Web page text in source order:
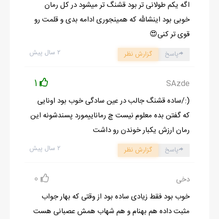
بهنام جوابي نداد...شهاب با لبخندي گفت:ولش کن اين
ابولهولو...انگار حرف بزنه از عمرش کم ميشه...
به بهنام نگاه کردم...انگار به حرفاش عادت داشتو اين اخم ها وچشم
غره ها نمايشي بود که ابهتشوکم نکنه...
گذاشت...آروم حرف ميزدو همش ميگفت بله...نخير...بعد مدتي گفت
بهار بيا مامانه...
تلفنوگرفتم...دلتنگي از حرفاش ميباريدو من سعي ميکردم آرومش
کنم...شهابم زل زده بود به لباي من...خنده ام ميگرفت از نگاهش...
تلفنم که تموم شد زل زد به دماغم...متعجب بودم...نکنه دماغم چيزيش
باشه...زيرلب ببخشيدي گفتم و به اتاقم رفتم...توآيينه چيز عجيبي
نديدم...اين پسرم يه چيزيش ميشه ها...کنار پنجره رفتم...اينجا بر
خلاف باغِ خونه، پنجره اش رو به خيابون بود...ازاين بالا آدما مثل
عروسک بودن...ماشينا قد قوطي کبريت...هوا گرفته بود... نميدونم
چقدر گذشت که بهنام وارد اتاقم شد...ياد نميگرفت بايد در بزنه...
اگه یکم طولانی تر بود قشنگ تر میشود در کل رمان
خوبی بود اینشالله که همینجوری ادامه بدی و قلمت رو
قوی تر کنی😍
۲ سال پیش پاسخ گزارش نظر
SAzde
1
(:/ساده قشنگ جالب در عین سادگی خوب بود اونایی
که گفتن بده معلوم نیست چ رماناییمورد پسندشونه این
رمان ارزش یکبار خوندن رو داشت
۲ سال پیش پاسخ گزارش نظر
دخی 0
خوب بود فقط زیادی ساده بود از وقتی که بهار جواب
مثبت داده هم بهنام و هم شهاب همش عصبانی هست